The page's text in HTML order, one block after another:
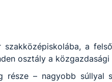
a
osztály a
része – nagyobb